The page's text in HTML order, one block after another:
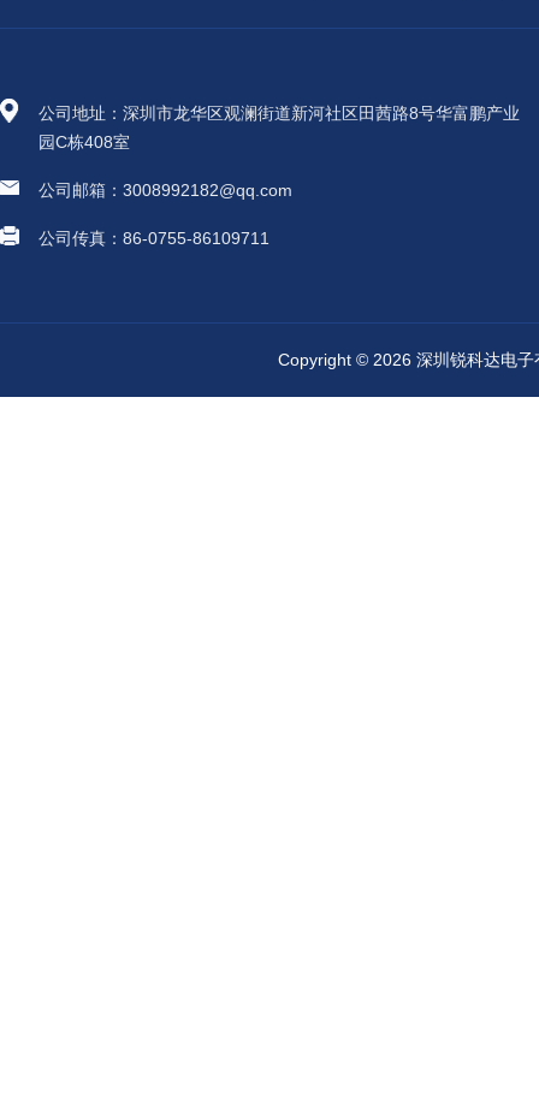
公司地址：深圳市龙华区观澜街道新河社区田茜路8号华富鹏产业
园C栋408室
公司邮箱：3008992182@qq.com
公司传真：86-0755-86109711
Copyright © 2026 深圳锐科达电